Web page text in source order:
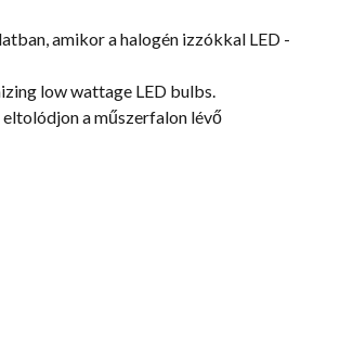
amikor a halogén izzókkal LED -
low wattage LED bulbs.
a műszerfalon lévő